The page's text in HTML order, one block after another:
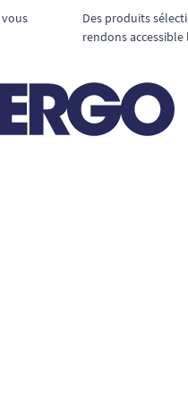
et sortir du bain
même avec les
acier, résistante à
percement des
à tous les
(30 cm), mais
des baignoires
en situation
vous
Des produits
rendons